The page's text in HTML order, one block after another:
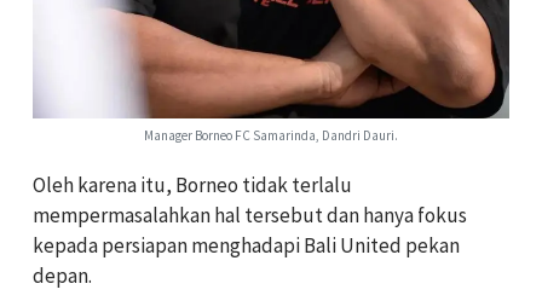
Manager Borneo FC Samarinda, Dandri Dauri.
Oleh karena itu, Borneo tidak terlalu
mempermasalahkan hal tersebut dan hanya fokus
kepada persiapan menghadapi Bali United pekan
depan.